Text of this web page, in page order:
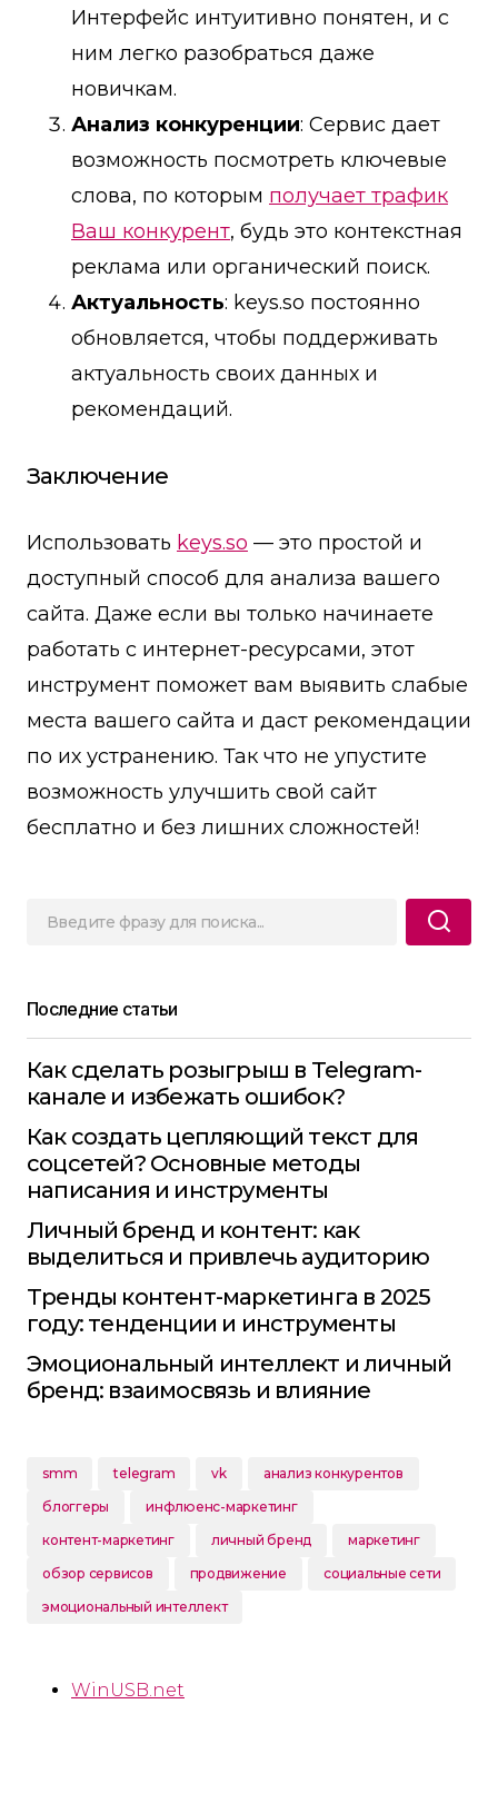
Интерфейс интуитивно понятен, и с
ним легко разобраться даже
новичкам.
Анализ конкуренции: Сервис дает
возможность посмотреть ключевые
слова, по которым получает трафик
Ваш конкурент, будь это контекстная
реклама или органический поиск.
Актуальность: keys.so постоянно
обновляется, чтобы поддерживать
актуальность своих данных и
рекомендаций.
Заключение
Использовать keys.so — это простой и
доступный способ для анализа вашего
сайта. Даже если вы только начинаете
работать с интернет-ресурсами, этот
инструмент поможет вам выявить слабые
места вашего сайта и даст рекомендации
по их устранению. Так что не упустите
возможность улучшить свой сайт
бесплатно и без лишних сложностей!
Последние статьи
Как сделать розыгрыш в Telegram-
канале и избежать ошибок?
Как создать цепляющий текст для
соцсетей? Основные методы
написания и инструменты
Личный бренд и контент: как
выделиться и привлечь аудиторию
Тренды контент-маркетинга в 2025
году: тенденции и инструменты
Эмоциональный интеллект и личный
бренд: взаимосвязь и влияние
smm telegram vk
анализ конкурентов
блоггеры
инфлюенс-маркетинг
контент-маркетинг
личный бренд
маркетинг
обзор сервисов
продвижение
социальные сети
эмоциональный интеллект
WinUSB.net